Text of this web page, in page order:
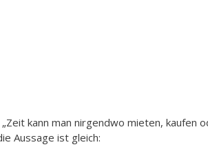
kann man nirgendwo mieten, kaufen
Aussage ist gleich: